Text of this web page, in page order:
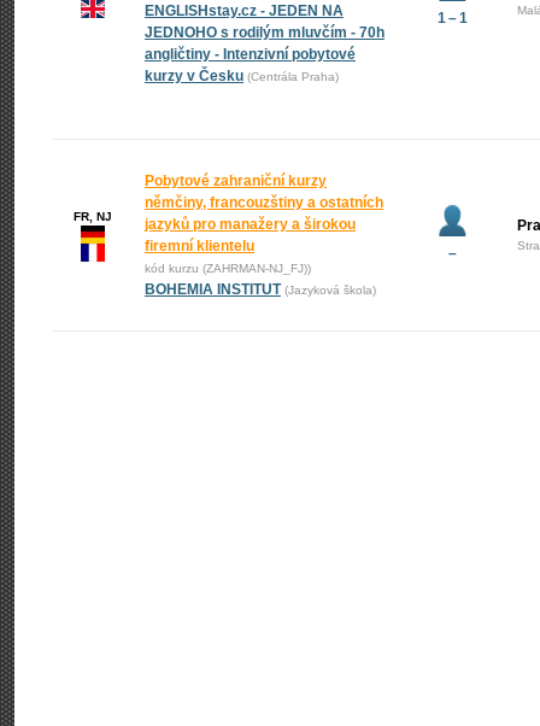
ENGLISHstay.cz - JEDEN NA
JEDNOHO s rodilým mluvčím - 70h
angličtiny - Intenzivní pobytové
kurzy v Česku (Centrála Praha)
1 – 1
FR, NJ
Pobytové zahraniční kurzy
němčiny, francouzštiny a ostatních
jazyků pro manažery a širokou
firemní klientelu
kód kurzu (ZAHRMAN-NJ_FJ))
BOHEMIA INSTITUT (Jazyková škola)
–